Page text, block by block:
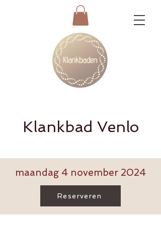
Klankbad Venlo
maandag 4 november 2024
Reserveren